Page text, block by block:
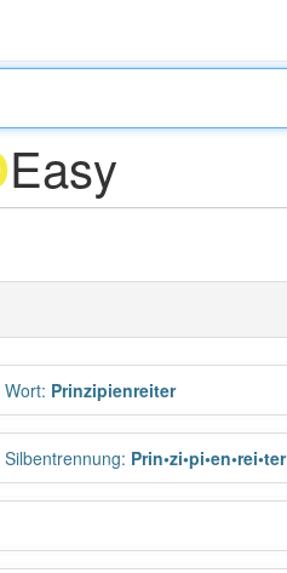
Easy
Wort: Prinzipienreiter
Silbentrennung: Prin•zi•pi•en•rei•ter